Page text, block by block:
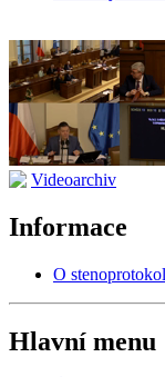
Videoarchiv
Informace
O
Hlavní menu